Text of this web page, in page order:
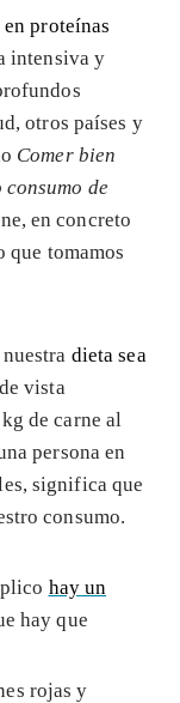
en proteínas
intensiva y
otros países y
Comer bien
de
en concreto
que tomamos
dieta sea
vista
de carne al
persona en
significa que
consumo.
hay un
hay que
rojas y